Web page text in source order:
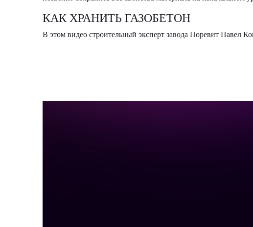
КАК ХРАНИТЬ ГАЗОБЕТОН
В этом видео строительный эксперт завода Поревит Павел